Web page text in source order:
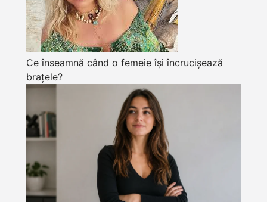
Ce înseamnă când o femeie își încrucișează
brațele?